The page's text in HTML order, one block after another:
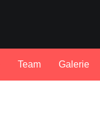
Team Galerie